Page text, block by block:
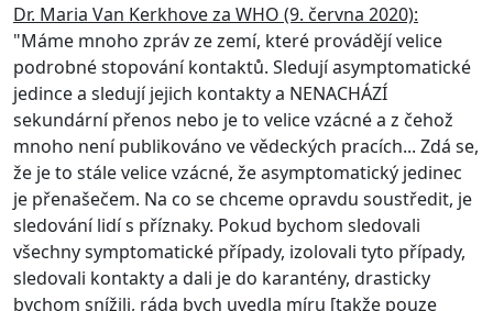
Dr. Maria Van Kerkhove za WHO (9. června 2020):
"Máme mnoho zpráv ze zemí, které provádějí velice
podrobné stopování kontaktů. Sledují asymptomatické
jedince a sledují jejich kontakty a NENACHÁZÍ
sekundární přenos nebo je to velice vzácné a z čehož
mnoho není publikováno ve vědeckých pracích... Zdá se,
že je to stále velice vzácné, že asymptomatický jedinec
je přenašečem. Na co se chceme opravdu soustředit, je
sledování lidí s příznaky. Pokud bychom sledovali
všechny symptomatické případy, izolovali tyto případy,
sledovali kontakty a dali je do karantény, drasticky
bychom snížili, ráda bych uvedla míru [takže pouze